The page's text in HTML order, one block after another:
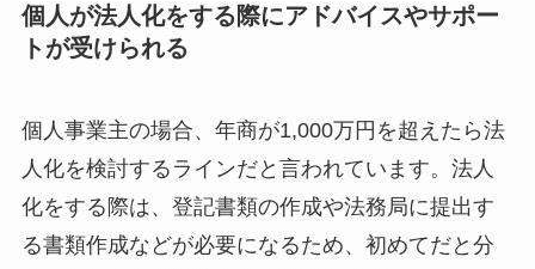
個人が法人化をする際にアドバイスやサポー
トが受けられる
個人事業主の場合、年商が1,000万円を超えたら法
人化を検討するラインだと言われています。法人
化をする際は、登記書類の作成や法務局に提出す
る書類作成などが必要になるため、初めてだと分